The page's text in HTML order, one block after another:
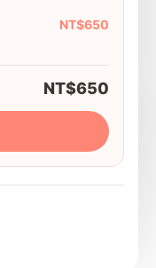
NT$650
NT$650